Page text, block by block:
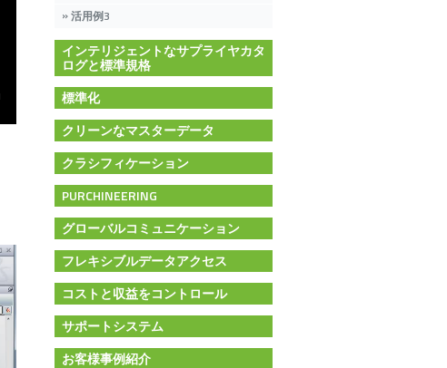
活用例3
インテリジェントなサプライヤカタ
ログと標準規格
標準化
クリーンなマスターデータ
クラシフィケーション
PURCHINEERING
グローバルコミュニケーション
フレキシブルデータアクセス
コストと収益をコントロール
サポートシステム
お客様事例紹介